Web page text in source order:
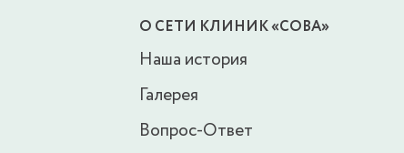
О СЕТИ КЛИНИК «СОВА»
Наша история
Галерея
Вопрос-Ответ